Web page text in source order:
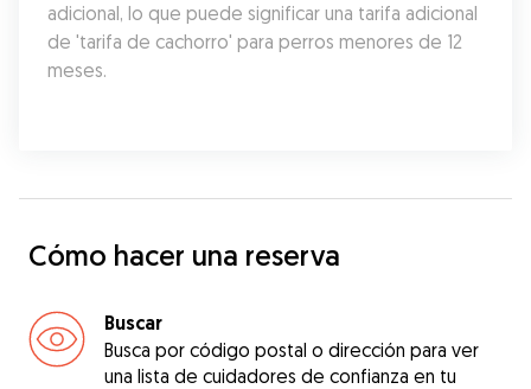
adicional, lo que puede significar una tarifa adicional
de 'tarifa de cachorro' para perros menores de 12
meses.
Cómo hacer una reserva
Buscar
Busca por código postal o dirección para ver
una lista de cuidadores de confianza en tu